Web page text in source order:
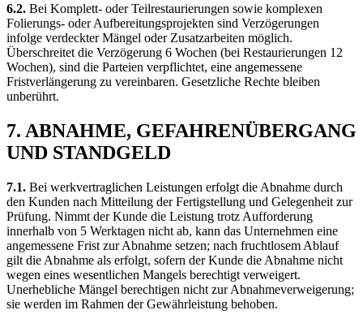
6.2. Bei Komplett- oder Teilrestaurierungen sowie komplexen
Folierungs- oder Aufbereitungsprojekten sind Verzögerungen
infolge verdeckter Mängel oder Zusatzarbeiten möglich.
Überschreitet die Verzögerung 6 Wochen (bei Restaurierungen 12
Wochen), sind die Parteien verpflichtet, eine angemessene
Fristverlängerung zu vereinbaren. Gesetzliche Rechte bleiben
unberührt.
7. ABNAHME, GEFAHRENÜBERGANG
UND STANDGELD
7.1. Bei werkvertraglichen Leistungen erfolgt die Abnahme durch
den Kunden nach Mitteilung der Fertigstellung und Gelegenheit zur
Prüfung. Nimmt der Kunde die Leistung trotz Aufforderung
innerhalb von 5 Werktagen nicht ab, kann das Unternehmen eine
angemessene Frist zur Abnahme setzen; nach fruchtlosem Ablauf
gilt die Abnahme als erfolgt, sofern der Kunde die Abnahme nicht
wegen eines wesentlichen Mangels berechtigt verweigert.
Unerhebliche Mängel berechtigen nicht zur Abnahmeverweigerung;
sie werden im Rahmen der Gewährleistung behoben.